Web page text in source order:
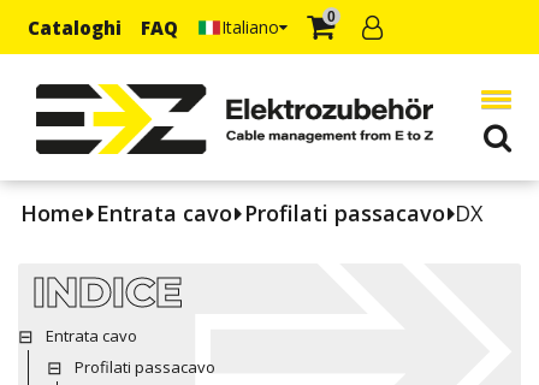
Cataloghi FAQ Italiano 0
Home Entrata cavo Profilati passacavo DX
INDICE
Entrata cavo
Profilati passacavo